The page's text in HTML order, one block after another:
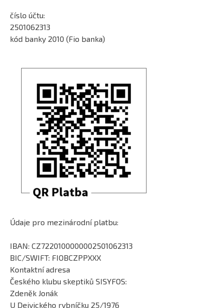
číslo účtu:
2501062313
kód banky 2010 (Fio banka)
Údaje pro mezinárodní platbu:
IBAN: CZ7220100000002501062313
BIC/SWIFT: FIOBCZPPXXX
Kontaktní adresa
Českého klubu skeptiků SISYFOS:
Zdeněk Jonák
U Dejvického rybníčku 25/1976